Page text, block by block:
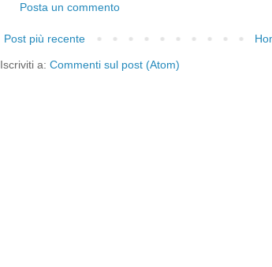
Posta un commento
Post più recente
Iscriviti a: Commenti sul post (Atom)